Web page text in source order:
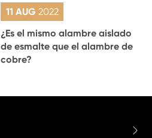
11 AUG 2022
¿Es el mismo alambre aislado
de esmalte que el alambre de
cobre?
